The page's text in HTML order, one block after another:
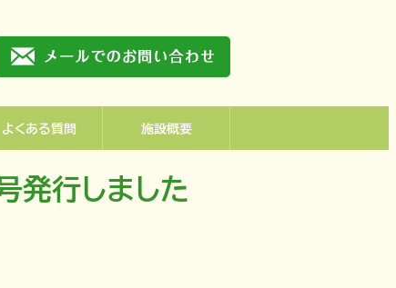
よくある質問 施設概要
発行しました